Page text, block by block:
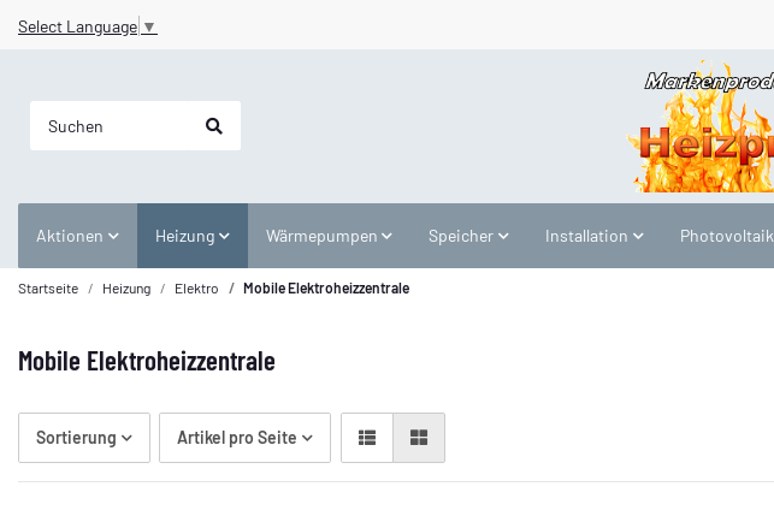
Select Language ▼
Aktionen Heizung Wärmepumpen Speicher Installation Photovoltaik
Startseite Heizung Elektro Mobile Elektroheizzentrale
Mobile Elektroheizzentrale
Sortierung Artikel pro Seite